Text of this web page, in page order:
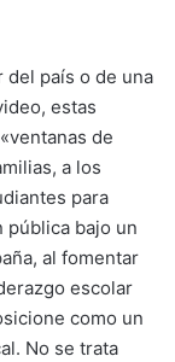
país o de una
estas
de
a los
para
pública bajo un
al fomentar
escolar
como un
No se trata